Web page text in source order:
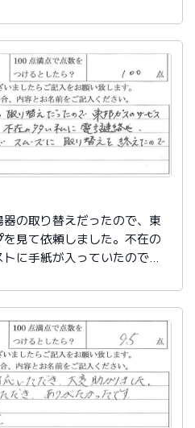
せて頂きます。
の取り替えだったので、東
見て依頼しました。不在の
に手紙が入っていたので、